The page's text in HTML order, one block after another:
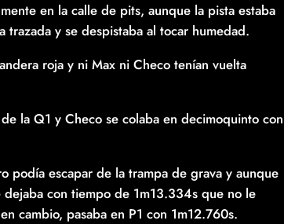
en la calle de pits, aunque la pista estaba
trazada y se despistaba al tocar humedad.
roja y ni Max ni Checo tenían vuelta
la Q1 y Checo se colaba en decimoquinto con
podía escapar de la trampa de grava y aunque
con tiempo de 1m13.334s que no le
cambio, pasaba en P1 con 1m12.760s.